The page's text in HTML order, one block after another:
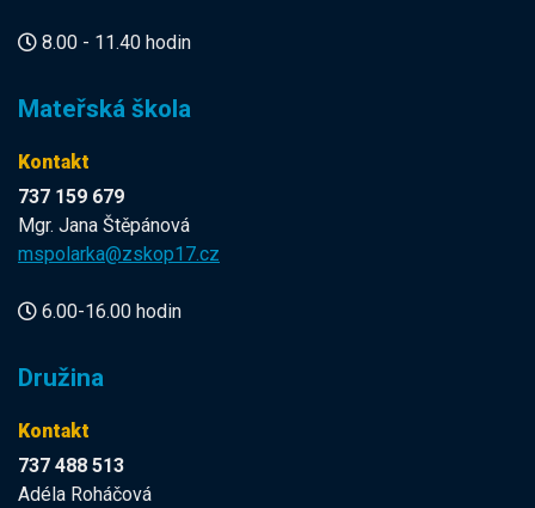
8.00 - 11.40 hodin
Mateřská škola
Kontakt
737 159 679
Mgr. Jana Štěpánová
mspolarka@zskop17.cz
6.00-16.00 hodin
Družina
Kontakt
737 488 513
Adéla Roháčová